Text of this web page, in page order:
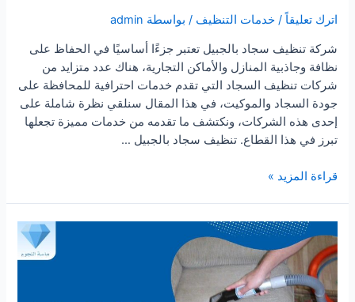
اترك تعليقاً /خدمات التنظيف / بواسطة admin
شركة تنظيف سجاد بالجبيل تعتبر جزءًا أساسيًا في الحفاظ على
نظافة وجاذبية المنازل والأماكن التجارية، هناك عدد متزايد من
شركات تنظيف السجاد التي تقدم خدمات احترافية للمحافظة على
جودة السجاد والموكيت، في هذا المقال سنلقي نظرة شاملة على
إحدى هذه الشركات، ونكتشف ما تقدمه من خدمات مميزة تجعلها
تبرز في هذا القطاع. تنظيف سجاد بالجبيل …
شركة
بالجبيل
قراءة المزيد »